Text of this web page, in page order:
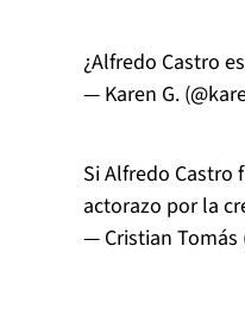
¿Alfredo Castro
— Karen G.
Si Alfredo Castro
actorazo por la
— Cristian Tomás